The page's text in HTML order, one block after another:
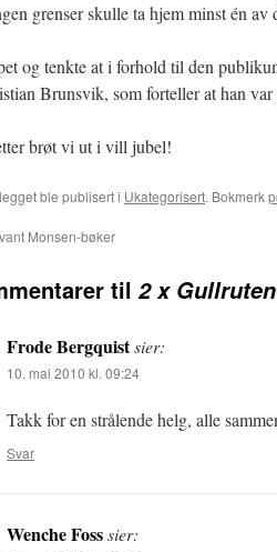
grenser skulle ta hjem minst én
og tenkte at i forhold til den
Brunsvik, som forteller at han
brøt vi ut i vill jubel!
ble publisert i Ukategorisert. Bokmerk
Monsen-bøker
til 2 x
Frode Bergquistsier:
10. mai 2010 kl. 09:24
Takk for en strålende helg, alle
Svar
Wenche Fosssier: